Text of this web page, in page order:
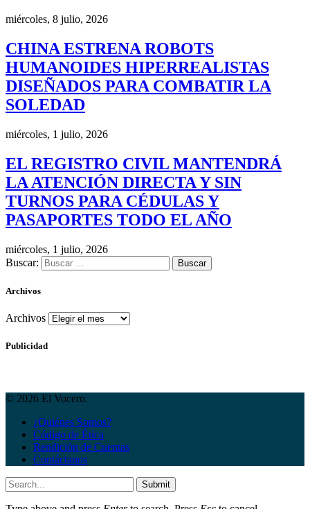
miércoles, 8 julio, 2026
CHINA ESTRENA ROBOTS
HUMANOIDES HIPERREALISTAS
DISEÑADOS PARA COMBATIR LA
SOLEDAD
miércoles, 1 julio, 2026
EL REGISTRO CIVIL MANTENDRÁ
LA ATENCIÓN DIRECTA Y SIN
TURNOS PARA CÉDULAS Y
PASAPORTES TODO EL AÑO
miércoles, 1 julio, 2026
Buscar:
Archivos
Archivos
Publicidad
© 2026 El Vocero.
¿Quiénes Somos?
Código de Ética
Rendición de Cuentas
Contáctanos
Submit